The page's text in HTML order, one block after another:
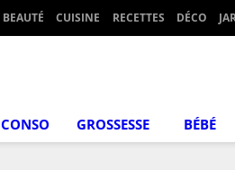
BEAUTÉ CUISINE RECETTES DÉCO
CONSO GROSSESSE BÉBÉ